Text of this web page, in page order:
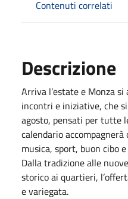
Contenuti correlati
Descrizione
Arriva l’estate e Monza
incontri e iniziative, che
agosto, pensati per tutte
calendario
musica, sport, buon cibo
Dalla tradizione alle
storico ai quartieri,
e variegata.